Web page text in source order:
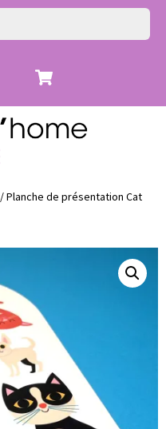
/ Planche de présentation Cat